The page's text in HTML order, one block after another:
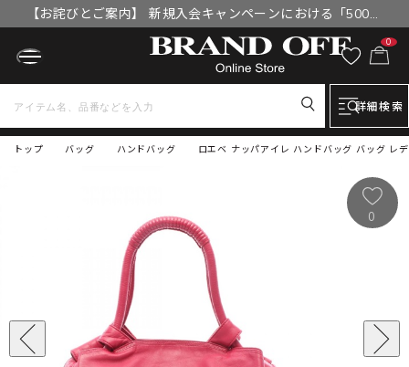
【お詫びとご案内】 新規入会キャンペーンにおける「500円
OFFクーポン」付与漏れと補填について
0
詳細検索
トップ ロエベ ナッパアイレ ハンドバッグ バッグ レ
バッグ ハンドバッグ
0